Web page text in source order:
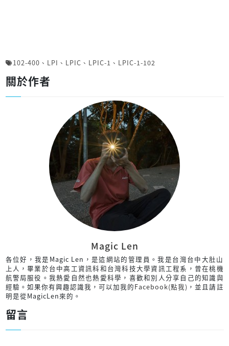
102-400 、 LPI 、 LPIC 、 LPIC-1 、 LPIC-1-102
關於作者
Magic Len
各位好，我是Magic Len，是這網站的管理員。我是台灣台中大肚山
上人，畢業於台中高工資訊科和台灣科技大學資訊工程系，曾在桃機
航警局服役。我熱愛自然也熱愛科學，喜歡和別人分享自己的知識與
經驗。如果你有興趣認識我，可以加我的Facebook(點我) ，並且請註
明是從MagicLen來的。
留言